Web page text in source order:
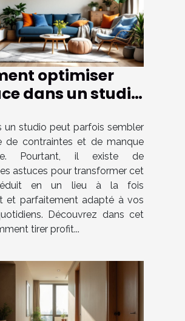
optimiser
dans un studio
?
un studio peut parfois sembler
de contraintes et de manque
Pourtant, il existe de
astuces pour transformer cet
en un lieu à la fois
et parfaitement adapté à vos
Découvrez dans cet
tirer profit...